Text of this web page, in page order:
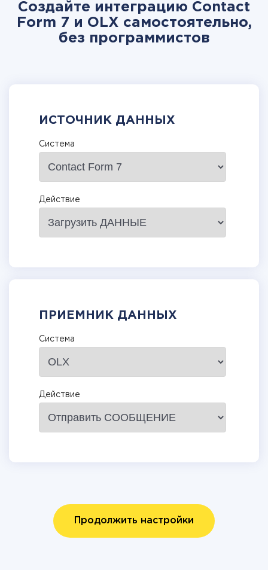
Создайте интеграцию Contact
Form 7 и OLX самостоятельно,
без программистов
ИСТОЧНИК ДАННЫХ
Система
Действие
ПРИЕМНИК ДАННЫХ
Система
Действие
Продолжить настройки